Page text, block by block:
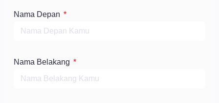
Nama Depan
Nama Belakang